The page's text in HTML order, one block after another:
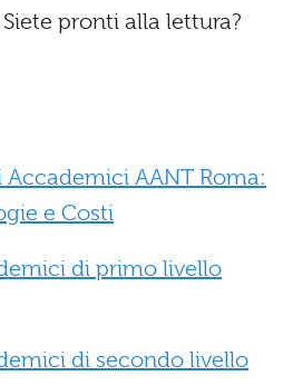
pronti alla lettura?
AANT Roma:
e Costi
di primo livello
di secondo livello